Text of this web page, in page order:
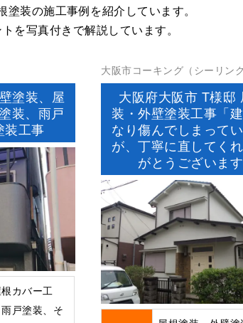
装の施工事例を紹介しています。
を写真付きで解説しています。
塗装、屋
装、雨戸
装工事
カバー工
戸塗装、そ
大阪市コーキング（シーリン
装屋根塗装板金工事棟板金工
大阪府大阪市 T様邸
装・外壁塗装工事「
なり傷んでしまって
が、丁寧に直してく
がとうございま